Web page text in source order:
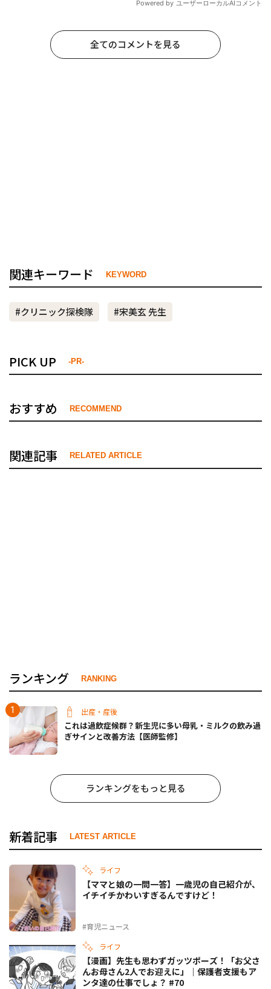
全てのコメントを見る
関連キーワード KEYWORD
#クリニック探検隊 #宋美玄 先生
PICK UP -PR-
おすすめ RECOMMEND
関連記事 RELATED ARTICLE
ランキング RANKING
出産・産後
これは過飲症候群？新生児に多い母乳・ミルクの飲み過
ぎサインと改善方法【医師監修】
ランキングをもっと見る
新着記事 LATEST ARTICLE
ライフ
#育児ニュース
【ママと娘の一問一答】一歳児の自己紹介が、
イチイチかわいすぎるんですけど！
ライフ
【漫画】先生も思わずガッツポーズ！「お父さ
んお母さん2人でお迎えに」｜保護者支援もア
ンタ達の仕事でしょ？ #70